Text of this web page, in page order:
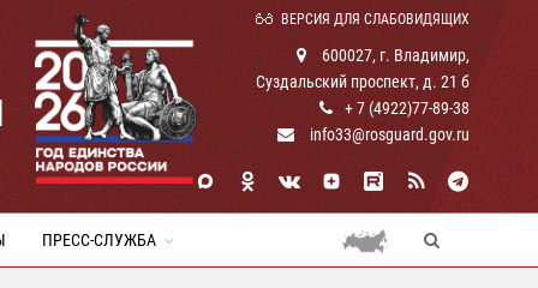
ВЕРСИЯ ДЛЯ СЛАБОВИДЯЩИХ
600027, г. Владимир,
Суздальский проспект, д. 21 б
+ 7 (4922)77-89-38
info33@rosguard.gov.ru
ПРЕСС-СЛУЖБА